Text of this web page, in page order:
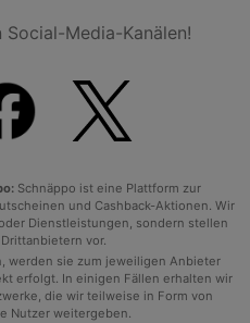
Social-Media-Kanälen!
Schnäppo ist eine Plattform zur
und Cashback-Aktionen. Wir
Dienstleistungen, sondern stellen
vor.
werden sie zum jeweiligen Anbieter
erfolgt. In einigen Fällen erhalten wir
die wir teilweise in Form von
Nutzer weitergeben.